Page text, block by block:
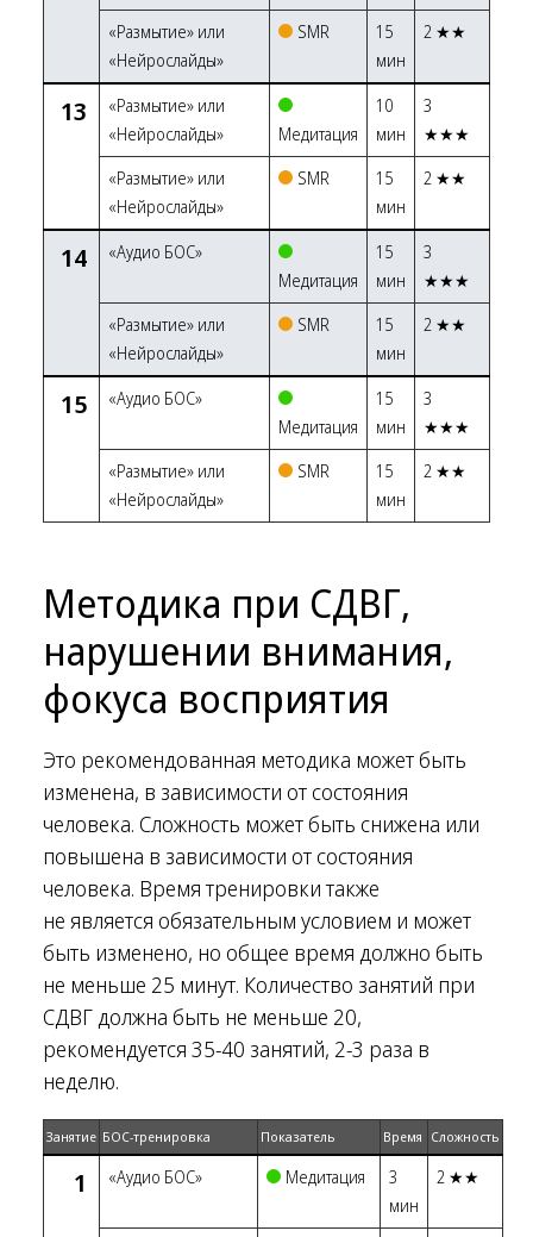
«Размытие» или
«Нейрослайды»
SMR
15
мин
2 ★★
13
«Размытие» или
«Нейрослайды»
Медитация
10
мин
3
★★★
«Размытие» или
«Нейрослайды»
SMR
15
мин
2 ★★
14
«Аудио БОС»
Медитация
15
мин
3
★★★
«Размытие» или
«Нейрослайды»
SMR
15
мин
2 ★★
15
«Аудио БОС»
Медитация
15
мин
3
★★★
«Размытие» или
«Нейрослайды»
SMR
15
мин
2 ★★
Методика при СДВГ,
нарушении внимания,
фокуса восприятия
Это рекомендованная методика может быть
изменена, в зависимости от состояния
человека. Сложность может быть снижена или
повышена в зависимости от состояния
человека. Время тренировки также
не является обязательным условием и может
быть изменено, но общее время должно быть
не меньше 25 минут. Количество занятий при
СДВГ должна быть не меньше 20,
рекомендуется 35-40 занятий, 2-3 раза в
неделю.
Занятие БОС-тренировка Показатель Время Сложность
1 «Аудио БОС» Медитация
3
мин
2 ★★